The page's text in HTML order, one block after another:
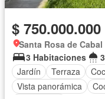
$ 750.000.000
Santa Rosa de Cabal
3 Habitaciones
Jardín
Terraza
Vista panorámica